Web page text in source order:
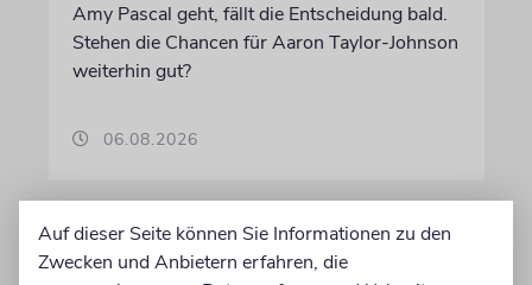
Amy Pascal geht, fällt die Entscheidung bald.
Stehen die Chancen für Aaron Taylor-Johnson
weiterhin gut?
06.08.2026
Auf dieser Seite können Sie Informationen zu den
Zwecken und Anbietern erfahren, die